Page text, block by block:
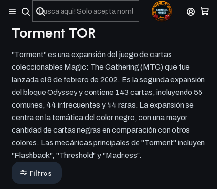
No olviden reportar sus depositos y transferencias por Whatsapp
Torment TOR
"Torment" es una expansión del juego de cartas
coleccionables Magic: The Gathering (MTG) que fue
lanzada el 8 de febrero de 2002. Es la segunda expansión
del bloque Odyssey y contiene 143 cartas, incluyendo 55
comunes, 44 infrecuentes y 44 raras. La expansión se
centra en la temática del color negro, con una mayor
cantidad de cartas negras en comparación con otros
colores. Las mecánicas principales de "Torment" incluyen
"Flashback", "Threshold" y "Madness".
Filtros